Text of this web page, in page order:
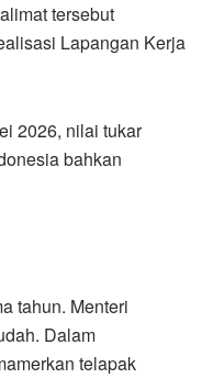
tersebut
Lapangan Kerja
2026, nilai tukar
bahkan
tahun. Menteri
Dalam
telapak